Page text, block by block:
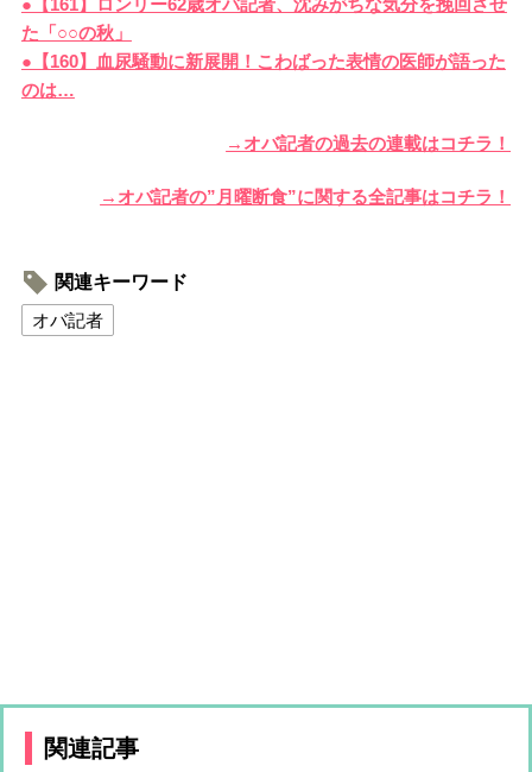
●【161】ロンリー62歳オバ記者、沈みがちな気分を挽回させ
た「○○の秋」
●【160】血尿騒動に新展開！こわばった表情の医師が語った
のは…
→オバ記者の過去の連載はコチラ！
→オバ記者の”月曜断食”に関する全記事はコチラ！
関連キーワード
オバ記者
関連記事